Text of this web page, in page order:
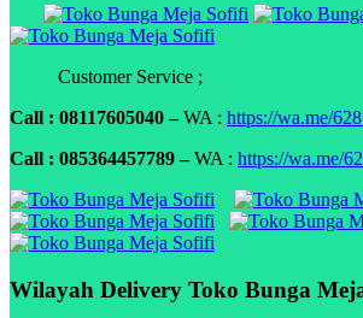
Customer Service ;
Call : 08117605040 –WA : https://wa.me/
Call : 085364457789 –WA : https://wa.me/
Wilayah Delivery Toko Bunga